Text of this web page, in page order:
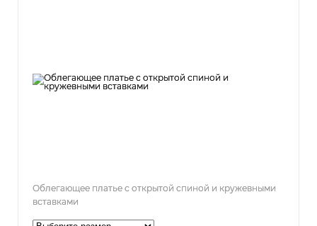
Облегающее платье с открытой спиной и кружевными
вставками